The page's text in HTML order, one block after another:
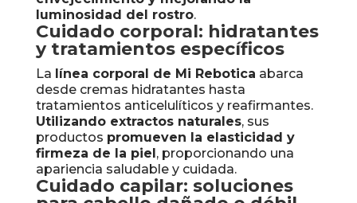
luminosidad del rostro.
Cuidado corporal: hidratantes
y tratamientos específicos
La línea corporal de Mi Rebotica abarca
desde cremas hidratantes hasta
tratamientos anticelulíticos y reafirmantes.
Utilizando extractos naturales, sus
productos promueven la elasticidad y
firmeza de la piel, proporcionando una
apariencia saludable y cuidada.
Cuidado capilar: soluciones